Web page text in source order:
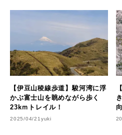
【伊豆山稜線歩道】駿河湾に浮
かぶ富士山を眺めながら歩く
23kｍトレイル！
2025/04/21 yuki